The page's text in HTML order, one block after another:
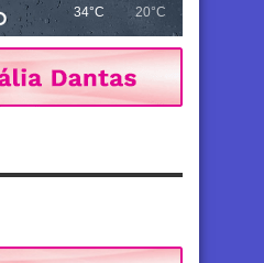
34°C 20°C